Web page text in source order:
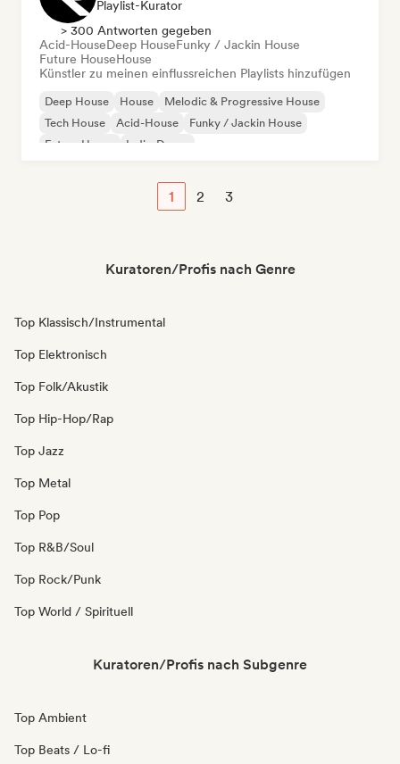
Playlist-Kurator
> 300 Antworten gegeben
Acid-HouseDeep HouseFunky / Jackin House
Future HouseHouse
Künstler zu meinen einflussreichen Playlists hinzufügen
Deep House House
Melodic & Progressive House
Tech House
Acid-House
Funky / Jackin House
Future House
Indie-Dance
1 2 3
Kuratoren/Profis nach Genre
Top Klassisch/Instrumental
Top Elektronisch
Top Folk/Akustik
Top Hip-Hop/Rap
Top Jazz
Top Metal
Top Pop
Top R&B/Soul
Top Rock/Punk
Top World / Spirituell
Kuratoren/Profis nach Subgenre
Top Ambient
Top Beats / Lo-fi